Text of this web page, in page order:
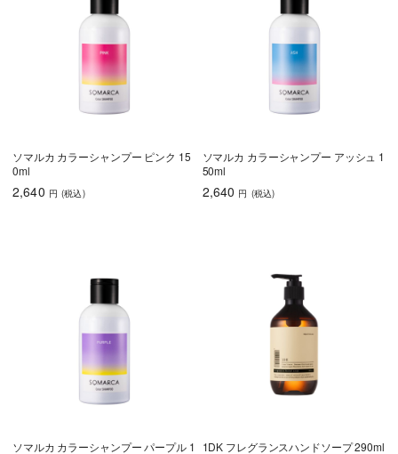
ソマルカ カラーシャンプー ピンク 15
0ml
2,640 円 (税込)
ソマルカ カラーシャンプー アッシュ 1
50ml
2,640 円 (税込)
ソマルカ カラーシャンプー パープル 1
1DK フレグランスハンドソープ 290ml